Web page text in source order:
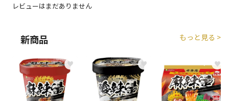
エアコンの取付工事が必要な商品です。別途費用が発
生する場合がございます。
レビューはまだありません
新商品 もっと見る >
♥ ♥ ♥